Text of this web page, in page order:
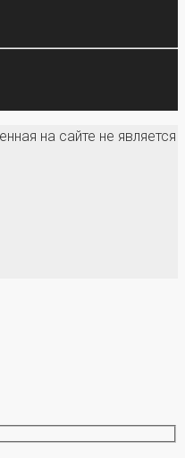
на сайте не является